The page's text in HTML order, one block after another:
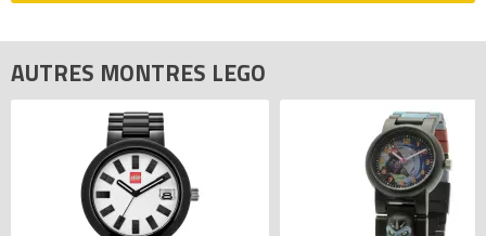
AUTRES MONTRES LEGO